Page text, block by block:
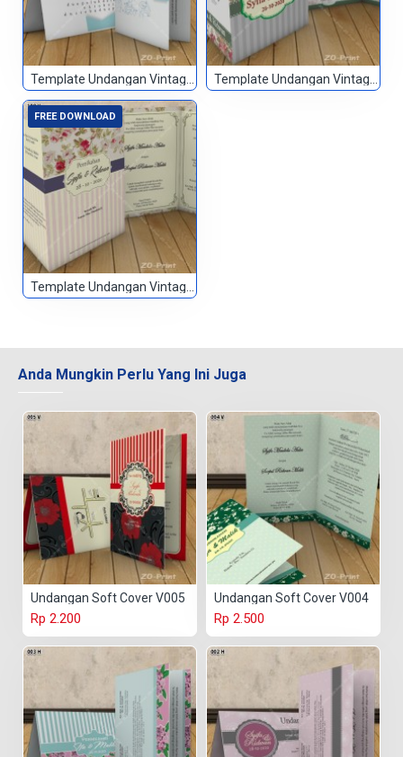
Template Undangan Vintage 098 Template Undangan Vintage 099
FREE DOWNLOAD
Template Undangan Vintage 100
Anda Mungkin Perlu Yang Ini Juga
Undangan Soft Cover V005
Rp 2.200
Undangan Soft Cover V004
Rp 2.500